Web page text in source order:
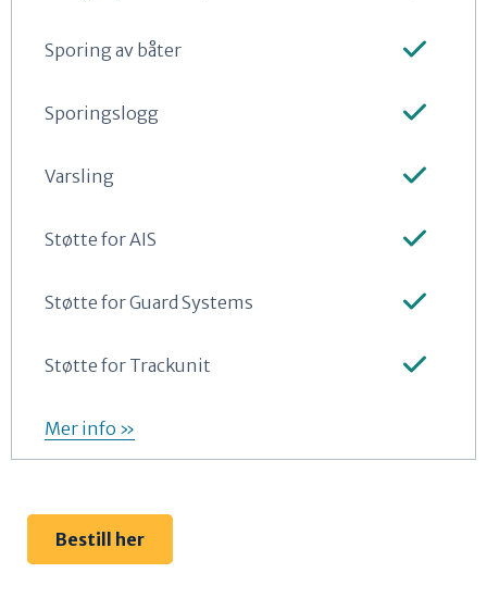
Sporing av båter
Sporingslogg
Varsling
Støtte for AIS
Støtte for Guard Systems
Støtte for Trackunit
Mer info »
Bestill her